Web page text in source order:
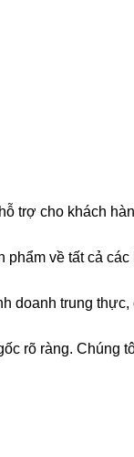
trợ cho khách
về tất cả
doanh trung
rõ ràng. Chúng